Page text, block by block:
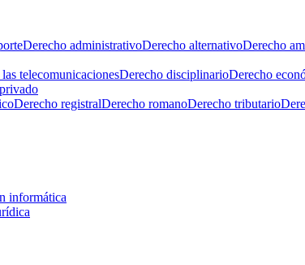
Derecho administrativoDerecho alternativoDerecho
telecomunicacionesDerecho disciplinarioDerecho
Derecho registralDerecho romanoDerecho tributario
informática